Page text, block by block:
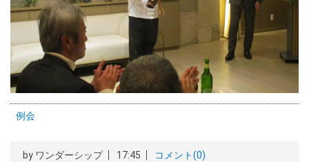
例会
by ワンダーシップ 17:45 コメント(0)